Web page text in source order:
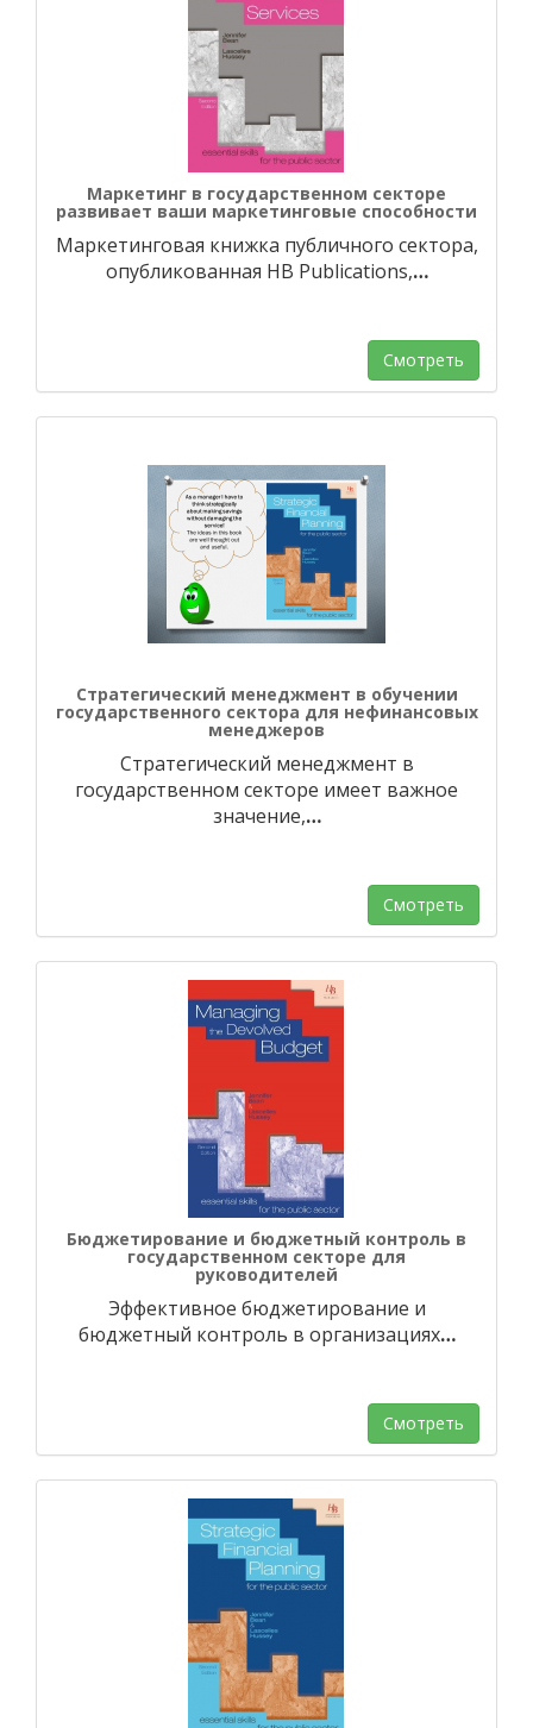
Маркетинг в государственном секторе
развивает ваши маркетинговые способности
Маркетинговая книжка публичного сектора,
опубликованная HB Publications,…
Смотреть
Стратегический менеджмент в обучении
государственного сектора для нефинансовых
менеджеров
Стратегический менеджмент в
государственном секторе имеет важное
значение,…
Смотреть
Бюджетирование и бюджетный контроль в
государственном секторе для
руководителей
Эффективное бюджетирование и
бюджетный контроль в организациях…
Смотреть